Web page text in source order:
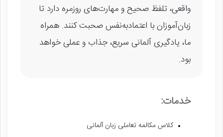
واقعی، تلفظ صحیح و مهارت‌های روزمره دارد تا
زبان‌آموزان با اعتمادبه‌نفس صحبت کنند. همراه
ما، یادگیری آلمانی سریع، جذاب و عملی خواهد
بود.
خدمات:
کلاس مکالمه تعاملی زبان آلمانی